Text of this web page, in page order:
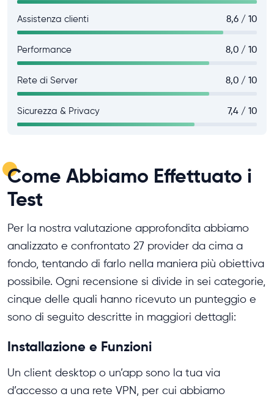
Assistenza clienti 8,6 / 10
Performance 8,0 / 10
Rete di Server 8,0 / 10
Sicurezza & Privacy 7,4 / 10
Come Abbiamo Effettuato i
Test
Per la nostra valutazione approfondita abbiamo
analizzato e confrontato 27 provider da cima a
fondo, tentando di farlo nella maniera più obiettiva
possibile. Ogni recensione si divide in sei categorie,
cinque delle quali hanno ricevuto un punteggio e
sono di seguito descritte in maggiori dettagli:
Installazione e Funzioni
Un client desktop o un’app sono la tua via
d’accesso a una rete VPN, per cui abbiamo